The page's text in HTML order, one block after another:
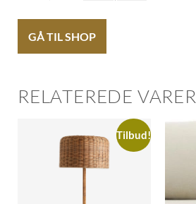
GÅ TIL SHOP
RELATEREDE VARER
Tilbud!